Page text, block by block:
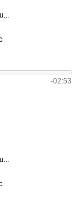
-02:53